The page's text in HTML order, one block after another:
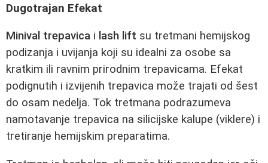
Dugotrajan Efekat
Minival trepavica i lash lift su tretmani hemijskog
podizanja i uvijanja koji su idealni za osobe sa
kratkim ili ravnim prirodnim trepavicama. Efekat
podignutih i izvijenih trepavica može trajati od šest
do osam nedelja. Tok tretmana podrazumeva
namotavanje trepavica na silicijske kalupе (viklere) i
tretiranje hemijskim preparatima.